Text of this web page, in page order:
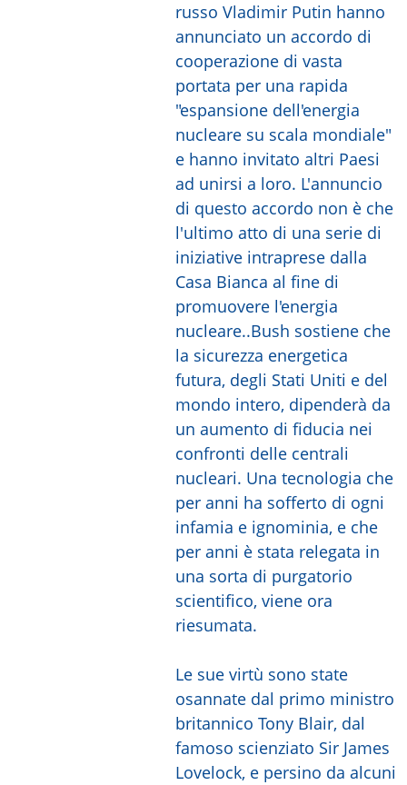
russo Vladimir Putin hanno
annunciato un accordo di
cooperazione di vasta
portata per una rapida
"espansione dell'energia
nucleare su scala mondiale"
e hanno invitato altri Paesi
ad unirsi a loro. L'annuncio
di questo accordo non è che
l'ultimo atto di una serie di
iniziative intraprese dalla
Casa Bianca al fine di
promuovere l'energia
nucleare..Bush sostiene che
la sicurezza energetica
futura, degli Stati Uniti e del
mondo intero, dipenderà da
un aumento di fiducia nei
confronti delle centrali
nucleari. Una tecnologia che
per anni ha sofferto di ogni
infamia e ignominia, e che
per anni è stata relegata in
una sorta di purgatorio
scientifico, viene ora
riesumata.
Le sue virtù sono state
osannate dal primo ministro
britannico Tony Blair, dal
famoso scienziato Sir James
Lovelock, e persino da alcuni